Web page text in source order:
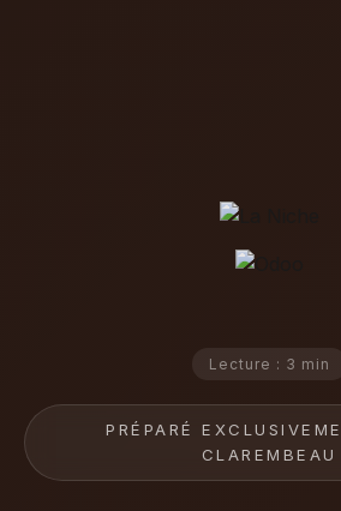
Lecture : 3 min
PRÉPARÉ
CLAREMBEAU